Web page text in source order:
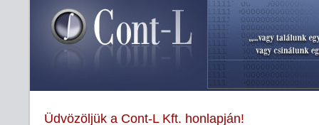
Üdvözöljük a Cont-L Kft. honlapján!